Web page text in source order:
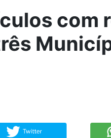
com